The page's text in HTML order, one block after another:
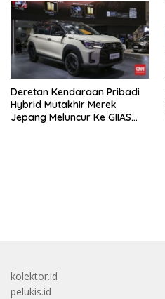
Deretan Kendaraan Pribadi
Hybrid Mutakhir Merek
Jepang Meluncur Ke GIIAS
kolektor.id
pelukis.id